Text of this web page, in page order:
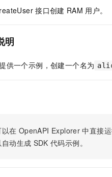
接口创建 RAM 用户。
明
供一个示例，创建一个名为
在 OpenAPI Explorer 中直接
动生成 SDK 代码示例。